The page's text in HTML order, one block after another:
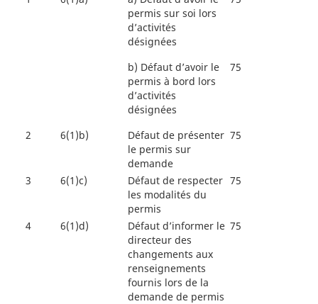
permis sur soi lors
d’activités
désignées
b) Défaut d’avoir le
permis à bord lors
d’activités
désignées
75
2 6(1)b)
Défaut de présenter
le permis sur
demande
75
3 6(1)c)
Défaut de respecter
les modalités du
permis
75
4 6(1)d)
Défaut d’informer le
directeur des
changements aux
renseignements
fournis lors de la
demande de permis
75